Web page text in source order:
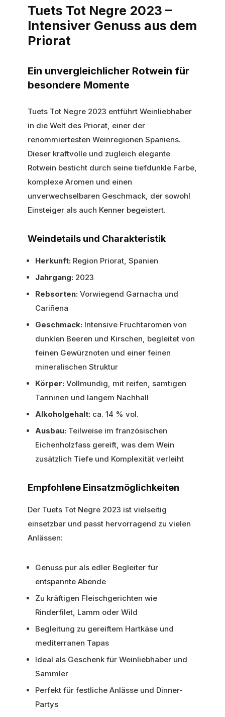
Tuets Tot Negre 2023 –
Intensiver Genuss aus dem
Priorat
Ein unvergleichlicher Rotwein für
besondere Momente
Tuets Tot Negre 2023 entführt Weinliebhaber
in die Welt des Priorat, einer der
renommiertesten Weinregionen Spaniens.
Dieser kraftvolle und zugleich elegante
Rotwein besticht durch seine tiefdunkle Farbe,
komplexe Aromen und einen
unverwechselbaren Geschmack, der sowohl
Einsteiger als auch Kenner begeistert.
Weindetails und Charakteristik
Herkunft: Region Priorat, Spanien
Jahrgang: 2023
Rebsorten: Vorwiegend Garnacha und
Cariñena
Geschmack: Intensive Fruchtaromen von
dunklen Beeren und Kirschen, begleitet von
feinen Gewürznoten und einer feinen
mineralischen Struktur
Körper: Vollmundig, mit reifen, samtigen
Tanninen und langem Nachhall
Alkoholgehalt: ca. 14 % vol.
Ausbau: Teilweise im französischen
Eichenholzfass gereift, was dem Wein
zusätzlich Tiefe und Komplexität verleiht
Empfohlene Einsatzmöglichkeiten
Der Tuets Tot Negre 2023 ist vielseitig
einsetzbar und passt hervorragend zu vielen
Anlässen:
Genuss pur als edler Begleiter für
entspannte Abende
Zu kräftigen Fleischgerichten wie
Rinderfilet, Lamm oder Wild
Begleitung zu gereiftem Hartkäse und
mediterranen Tapas
Ideal als Geschenk für Weinliebhaber und
Sammler
Perfekt für festliche Anlässe und Dinner-
Partys